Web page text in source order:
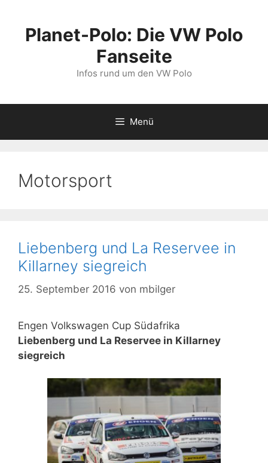
springenPlanet-Polo: Die VW Polo
Fanseite
Infos rund um den VW Polo
Menü
Motorsport
Liebenberg und La Reservee in
Killarney siegreich
25. September 2016 von mbilger
Engen Volkswagen Cup Südafrika
Liebenberg und La Reservee in Killarney
siegreich